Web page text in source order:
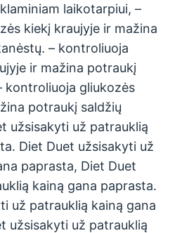
laikotarpiui, –
kiekį kraujyje ir mažina
– kontroliuoja
ir mažina potraukį
kontroliuoja gliukozės
potraukį saldžių
užsisakyti už patrauklią
Diet Duet užsisakyti už
paprasta, Diet Duet
kainą gana paprasta.
už patrauklią kainą gana
užsisakyti už patrauklią